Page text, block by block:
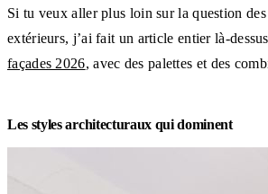
Si tu veux aller plus loin sur la question
extérieurs, j’ai fait un article entier là-
façades 2026, avec des palettes et des
Les styles architecturaux qui dominent